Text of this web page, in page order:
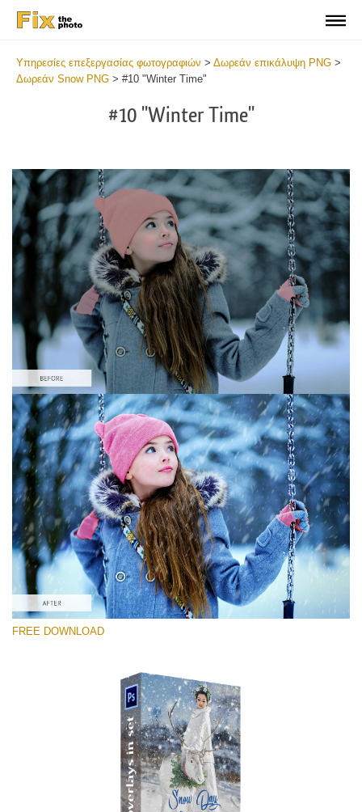
Υπηρεσίες επεξεργασίας φωτογραφιών > Δωρεάν επικάλυψη PNG >
Δωρεάν Snow PNG > #10 "Winter Time"
#10 "Winter Time"
Please select
Free PNG Overlay #10
Small 800*533px
Snowy Day (70 Overlays)
Large 6000*4000px
4 Seasons (411 Overlays)
Large 6000*4000px
Free download
FREE DOWNLOAD